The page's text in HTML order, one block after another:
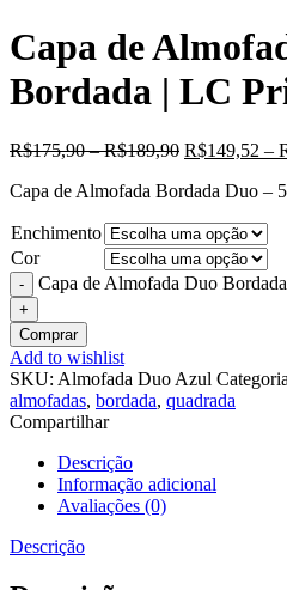
Capa de
Bordada | LC
R$175,90–R$189,90 R$149,52 –
Capa de Almofada Bordada Duo –
Enchimento
Cor
Capa de Almofada Duo
Comprar
Add to wishlist
SKU: Almofada Duo Azul
almofadas, bordada, quadrada
Compartilhar
Descrição
Informação adicional
Avaliações (0)
Descrição